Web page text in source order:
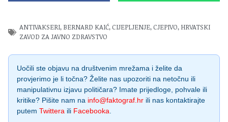
ANTIVAKSERI, BERNARD KAIĆ,CIJEPLJENJE,CJEPIVO, HRVATSKI
ZAVOD ZA JAVNO ZDRAVSTVO
Uočili ste objavu na društvenim mrežama i želite da
provjerimo je li točna? Želite nas upozoriti na netočnu ili
manipulativnu izjavu političara? Imate prijedloge, pohvale ili
kritike? Pišite nam na info@faktograf.hr ili nas kontaktirajte
putem Twittera ili Facebooka